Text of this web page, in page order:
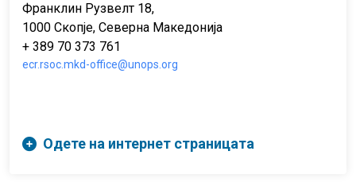
Франклин Рузвелт 18,
1000 Скопје, Северна Македонија
+ 389 70 373 761
ecr.rsoc.mkd-office@unops.org
Одете на интернет страницата